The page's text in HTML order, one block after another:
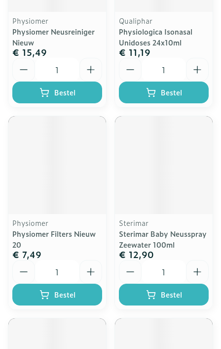
Physiomer
Physiomer Neusreiniger
Nieuw
€ 15,49
Bestel
Qualiphar
Physiologica Isonasal
Unidoses 24x10ml
€ 11,19
Bestel
Physiomer
Physiomer Filters Nieuw
20
€ 7,49
Bestel
Sterimar
Sterimar Baby Neusspray
Zeewater 100ml
€ 12,90
Bestel